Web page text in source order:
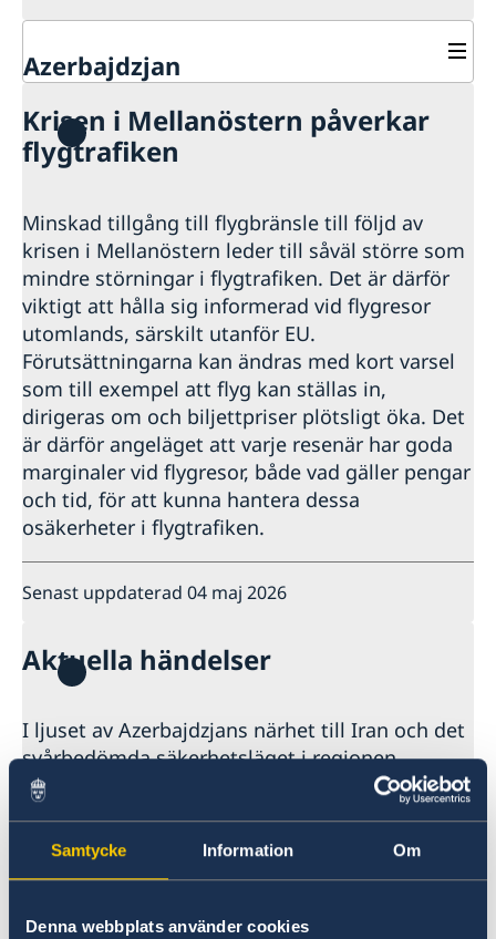
Samtycke Information Om
Denna webbplats använder cookies
Azerbajdzjan
Hjälp till svenskar i Azerbajdzjan
Rösta i Azerbajdzjan
Ekonomiskt nödställd
Frihetsberövade/bistånd i brottsmål
Dödsfall
Pass utomlands
Förlust av pass
Förnyelse av pass
Provisoriskt pass
Samordningsnummer
Gifta sig utomlands
Legaliseringar
Avgifter
Service för svenska företag
Anmäla handelshinder
Ambassadens reseinformation
Aktuella händelser
Allmänna säkerhetsläget
Terrorism
Naturförhållanden och katastrofer
In- och utresebestämmelser
Hälso- och sjukvård
Lokala lagar och sedvänjor
Kriminalitet och personlig säkerhet
Trafiksäkerhet
Försäkringsskydd
Övriga upplysningar
Covid-19: Lägesbild och reseinformation
Krisen i Mellanöstern påverkar
flygtrafiken
Minskad tillgång till flygbränsle till följd av
krisen i Mellanöstern leder till såväl större som
mindre störningar i flygtrafiken. Det är därför
viktigt att hålla sig informerad vid flygresor
utomlands, särskilt utanför EU.
Förutsättningarna kan ändras med kort varsel
som till exempel att flyg kan ställas in,
dirigeras om och biljettpriser plötsligt öka. Det
är därför angeläget att varje resenär har goda
marginaler vid flygresor, både vad gäller pengar
och tid, för att kunna hantera dessa
osäkerheter i flygtrafiken.
Senast uppdaterad 04 maj 2026
Aktuella händelser
I ljuset av Azerbajdzjans närhet till Iran och det
svårbedömda säkerhetsläget i regionen
uppmanar vi alla som är i Azerbajdzjan eller
att ta del av lokala och internationella
informationen (se exempelvis den